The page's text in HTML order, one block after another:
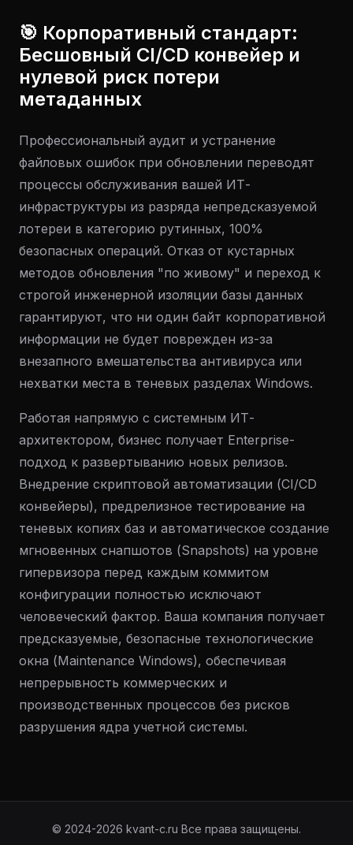
🎯 Корпоративный стандарт:
Бесшовный CI/CD конвейер и
нулевой риск потери
метаданных
Профессиональный аудит и устранение
файловых ошибок при обновлении переводят
процессы обслуживания вашей ИТ-
инфраструктуры из разряда непредсказуемой
лотереи в категорию рутинных, 100%
безопасных операций. Отказ от кустарных
методов обновления "по живому" и переход к
строгой инженерной изоляции базы данных
гарантируют, что ни один байт корпоративной
информации не будет поврежден из-за
внезапного вмешательства антивируса или
нехватки места в теневых разделах Windows.
Работая напрямую с системным ИТ-
архитектором, бизнес получает Enterprise-
подход к развертыванию новых релизов.
Внедрение скриптовой автоматизации (CI/CD
конвейеры), предрелизное тестирование на
теневых копиях баз и автоматическое создание
мгновенных снапшотов (Snapshots) на уровне
гипервизора перед каждым коммитом
конфигурации полностью исключают
человеческий фактор. Ваша компания получает
предсказуемые, безопасные технологические
окна (Maintenance Windows), обеспечивая
непрерывность коммерческих и
производственных процессов без рисков
разрушения ядра учетной системы.
© 2024-2026 kvant-c.ru Все права защищены.